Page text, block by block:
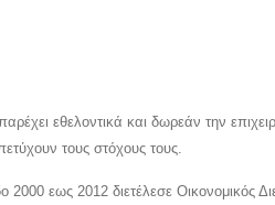
εθελοντικά και δωρεάν την
τους στόχους τους.
εως 2012 διετέλεσε Οικονομικός